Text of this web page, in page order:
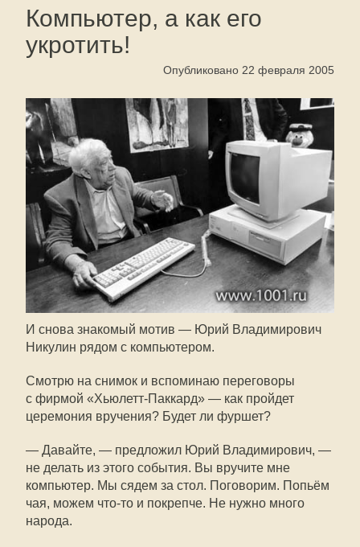
Компьютер, а как его
укротить!
Опубликовано 22 февраля 2005
И снова знакомый мотив — Юрий Владимирович
Никулин рядом с компьютером.
Смотрю на снимок и вспоминаю переговоры
с фирмой «Хьюлетт-Паккард» — как пройдет
церемония вручения? Будет ли фуршет?
— Давайте, — предложил Юрий Владимирович, —
не делать из этого события. Вы вручите мне
компьютер. Мы сядем за стол. Поговорим. Попьём
чая, можем что-то и покрепче. Не нужно много
народа.